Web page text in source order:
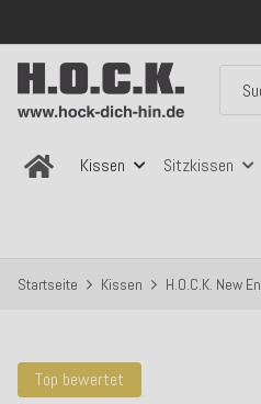
Kissen Sitzkissen
Startseite Kissen H.O.C.K. New
Top bewertet